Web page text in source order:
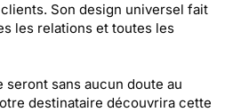
Son design universel fait
les relations et toutes les
sans aucun doute au
destinataire découvrira cette